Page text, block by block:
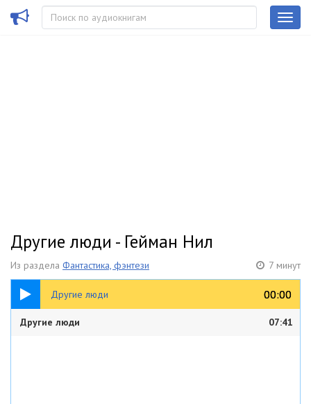
Другие люди - Гейман Нил
Из раздела Фантастика, фэнтези 7 минут
Другие люди 00:00
00:00
07:41
Другие люди 07:41